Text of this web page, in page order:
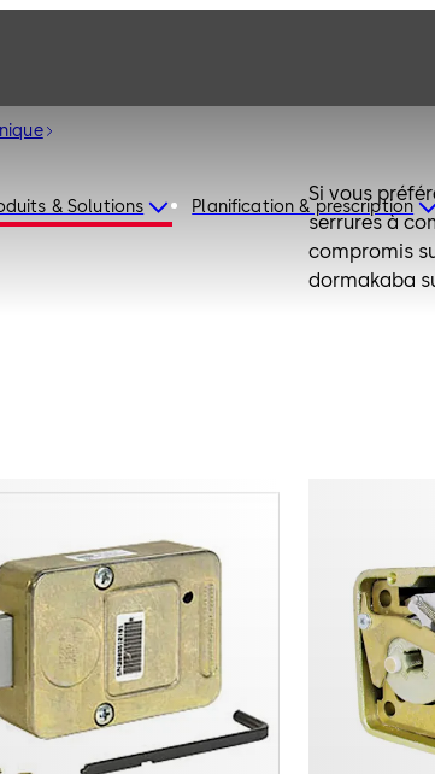
& Solutions Planification & prescription
Si vous
serrures à
compromis
dormakaba